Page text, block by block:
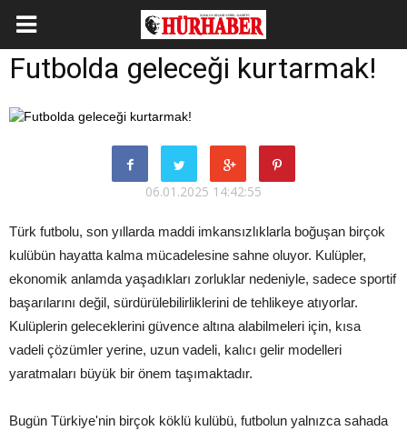
Futbolda geleceği kurtarmak!
06.01.2025 14:42:55
Türk futbolu, son yıllarda maddi imkansızlıklarla boğuşan birçok
kulübün hayatta kalma mücadelesine sahne oluyor. Kulüpler,
ekonomik anlamda yaşadıkları zorluklar nedeniyle, sadece sportif
başarılarını değil, sürdürülebilirliklerini de tehlikeye atıyorlar.
Kulüplerin geleceklerini güvence altına alabilmeleri için, kısa
vadeli çözümler yerine, uzun vadeli, kalıcı gelir modelleri
yaratmaları büyük bir önem taşımaktadır.
Bugün Türkiye'nin birçok köklü kulübü, futbolun yalnızca sahada